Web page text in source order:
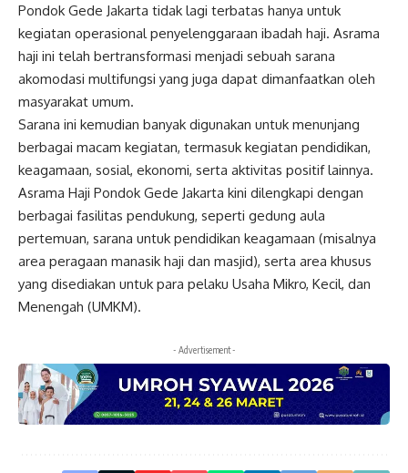
Pondok Gede Jakarta tidak lagi terbatas hanya untuk
kegiatan operasional penyelenggaraan ibadah haji. Asrama
haji ini telah bertransformasi menjadi sebuah sarana
akomodasi multifungsi yang juga dapat dimanfaatkan oleh
masyarakat umum.
Sarana ini kemudian banyak digunakan untuk menunjang
berbagai macam kegiatan, termasuk kegiatan pendidikan,
keagamaan, sosial, ekonomi, serta aktivitas positif lainnya.
Asrama Haji Pondok Gede Jakarta kini dilengkapi dengan
berbagai fasilitas pendukung, seperti gedung aula
pertemuan, sarana untuk pendidikan keagamaan (misalnya
area peragaan manasik haji dan masjid), serta area khusus
yang disediakan untuk para pelaku Usaha Mikro, Kecil, dan
Menengah (UMKM).
- Advertisement -